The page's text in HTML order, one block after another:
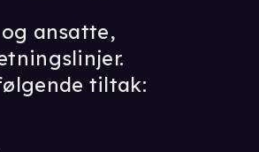
ansatte,
tiltak: